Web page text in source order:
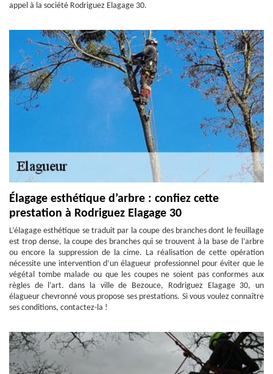
appel à la société Rodriguez Elagage 30.
Élagage esthétique d’arbre : confiez cette
prestation à Rodriguez Elagage 30
L’élagage esthétique se traduit par la coupe des branches dont le feuillage
est trop dense, la coupe des branches qui se trouvent à la base de l’arbre
ou encore la suppression de la cime. La réalisation de cette opération
nécessite une intervention d’un élagueur professionnel pour éviter que le
végétal tombe malade ou que les coupes ne soient pas conformes aux
règles de l’art. dans la ville de Bezouce, Rodriguez Elagage 30, un
élagueur chevronné vous propose ses prestations. Si vous voulez connaître
ses conditions, contactez-la !